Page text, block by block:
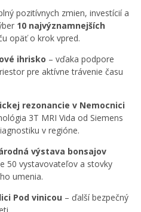
pozitívnych zmien, investícií a
10 najvýznamnejších
opäť o krok vpred.
ihrisko – vďaka podpore
pre aktívne trávenie času
rezonancie v Nemocnici
3T MRI Vida od Siemens
v regióne.
výstava bonsajov
50 vystavovateľov a stovky
umenia.
Pod vinicou – ďalší bezpečný